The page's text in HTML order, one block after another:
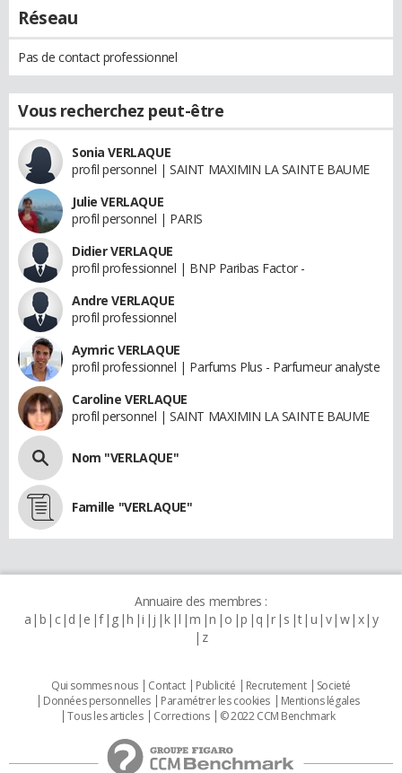
Réseau
Pas de contact professionnel
Vous recherchez peut-être
Sonia VERLAQUE
profil personnel | SAINT MAXIMIN LA SAINTE BAUME
Julie VERLAQUE
profil personnel | PARIS
Didier VERLAQUE
profil professionnel | BNP Paribas Factor -
Andre VERLAQUE
profil professionnel
Aymric VERLAQUE
profil professionnel | Parfums Plus - Parfumeur analyste
Caroline VERLAQUE
profil personnel | SAINT MAXIMIN LA SAINTE BAUME
Nom "VERLAQUE"
Famille "VERLAQUE"
Annuaire des membres :
a b c d e f g h i j k l m n o p q r s t u v w x y
z
Qui sommes nous Contact Publicité Recrutement
Societé
Données personnelles
Paramétrer les cookies
Mentions légales
Tous les articles
Corrections © 2022 CCM Benchmark